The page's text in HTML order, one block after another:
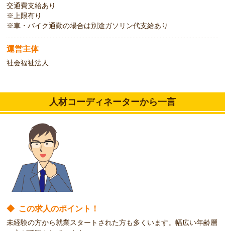
交通費支給あり
※上限有り
※車・バイク通勤の場合は別途ガソリン代支給あり
運営主体
社会福祉法人
人材コーディネーターから一言
◆ この求人のポイント！
未経験の方から就業スタートされた方も多くいます。幅広い年齢層